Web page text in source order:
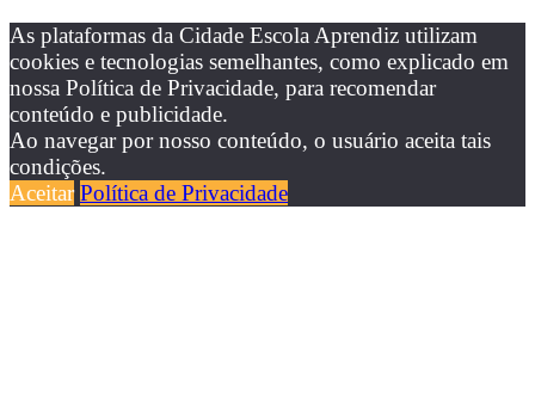
As plataformas da Cidade Escola Aprendiz utilizam
cookies e tecnologias semelhantes, como explicado em
nossa Política de Privacidade, para recomendar
conteúdo e publicidade.
Ao navegar por nosso conteúdo, o usuário aceita tais
condições.
Aceitar Política de Privacidade